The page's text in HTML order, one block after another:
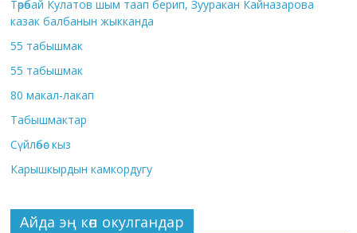
Төрөбай Кулатов шым таап берип, Зууракан Кайназарова
казак балбанын жыкканда
55 табышмак
55 табышмак
80 макал-лакап
Табышмактар
Сүйлөбөс кыз
Карышкырдын камкордугу
Айда эң көп окулгандар